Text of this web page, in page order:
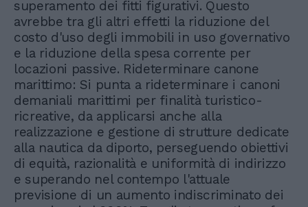
superamento dei fitti figurativi. Questo
avrebbe tra gli altri effetti la riduzione del
costo d'uso degli immobili in uso governativo
e la riduzione della spesa corrente per
locazioni passive. Rideterminare canone
marittimo: Si punta a rideterminare i canoni
demaniali marittimi per finalità turistico-
ricreative, da applicarsi anche alla
realizzazione e gestione di strutture dedicate
alla nautica da diporto, perseguendo obiettivi
di equità, razionalità e uniformità di indirizzo
e superando nel contempo l'attuale
previsione di un aumento indiscriminato dei